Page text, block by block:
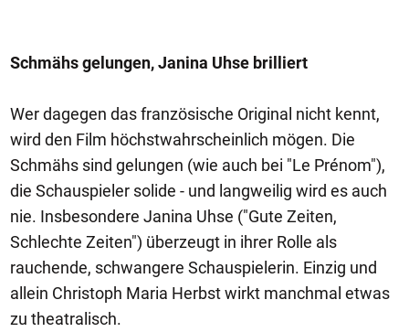
Schmähs gelungen, Janina Uhse brilliert
Wer dagegen das französische Original nicht kennt,
wird den Film höchstwahrscheinlich mögen. Die
Schmähs sind gelungen (wie auch bei "Le Prénom"),
die Schauspieler solide - und langweilig wird es auch
nie. Insbesondere Janina Uhse ("Gute Zeiten,
Schlechte Zeiten") überzeugt in ihrer Rolle als
rauchende, schwangere Schauspielerin. Einzig und
allein Christoph Maria Herbst wirkt manchmal etwas
zu theatralisch.